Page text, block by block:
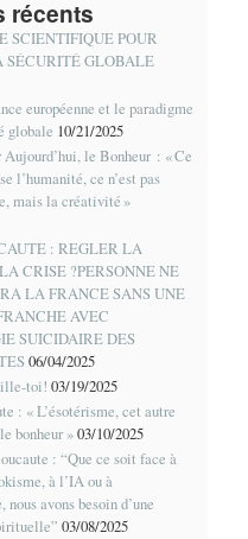
récents
SCIENTIFIQUE POUR
SÉCURITÉ GLOBALE
européenne et le paradigme
globale 10/21/2025
le Bonheur : « Ce
l’humanité, ce n’est pas
mais la créativité »
: REGLER LA
CRISE ?PERSONNE NE
LA FRANCE SANS UNE
AVEC
SUICIDAIRE DES
06/04/2025
toi! 03/19/2025
: « L’ésotérisme, cet autre
bonheur »03/10/2025
: “Que ce soit face à
à l’IA ou à
nous avons besoin d’une
03/08/2025